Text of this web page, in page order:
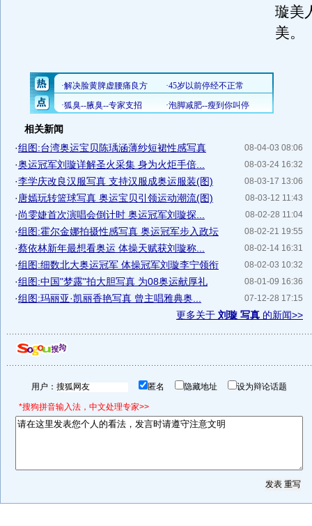
璇美
美。
相关新闻
08-04-03 08:06
·组图:台湾奥运宝贝陈瑀涵薄纱短裙性感写真
08-03-24 16:32
·奥运冠军刘璇详解圣火采集 身为火炬手倍...
08-03-17 13:06
·李学庆改良汉服写真 支持汉服成奥运服装(图)
08-03-12 11:43
· 唐嫣玩转篮球写真 奥运宝贝引领运动潮流(图)
08-02-28 11:04
·尚雯婕首次演唱会倒计时 奥运冠军刘璇探...
08-02-21 19:55
·组图:霍尔金娜拍摄性感写真 奥运冠军步入政坛
08-02-14 16:31
·蔡依林新年最想看奥运 体操天赋获刘璇称...
08-02-03 10:32
·组图:细数北大奥运冠军 体操冠军刘璇李宁领衔
08-01-09 16:36
·组图:中国"梦露"拍大胆写真 为08奥运献厚礼
07-12-28 17:15
·组图:玛丽亚·凯丽香艳写真 曾主唱雅典奥...
更多关于 刘璇 写真 的新闻>>
用户： 匿名 隐藏地址 设为辩论话题
*搜狗拼音输入法，中文处理专家>>